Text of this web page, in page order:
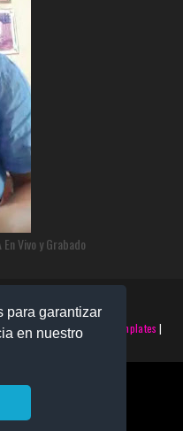
para garantizar
en nuestro
Vivo y Grabado
| Creado con SoraTemplates |
MONTERO